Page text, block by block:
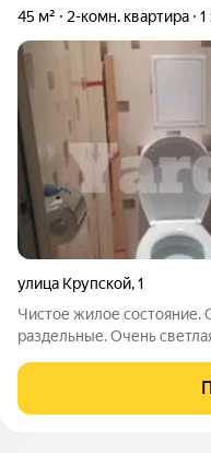
45 м² 2-комн. квартира 1
улица Крупской,1
Чистое жилое состояние.
раздельные. Очень
остановки общественного
школа! Помощь в